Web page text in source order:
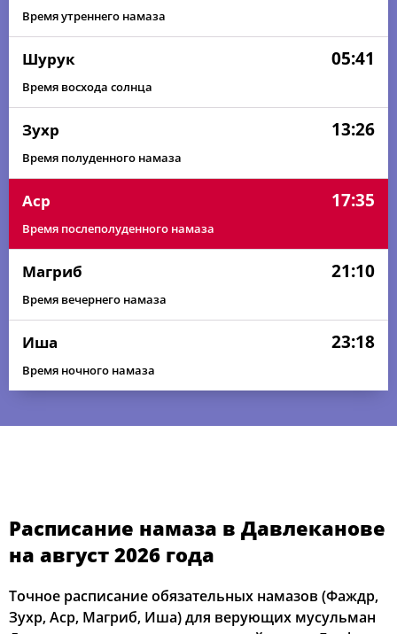
Время утреннего намаза
Шурук 05:41
Время восхода солнца
Зухр 13:26
Время полуденного намаза
Аср 17:35
Время послеполуденного намаза
Магриб 21:10
Время вечернего намаза
Иша 23:18
Время ночного намаза
Расписание намаза в Давлеканове
на август 2026 года
Точное расписание обязательных намазов (Фаждр,
Зухр, Аср, Магриб, Иша) для верующих мусульман